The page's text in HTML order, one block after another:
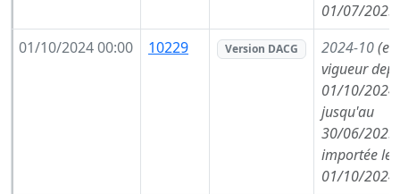
01/07/2025)
01/10/2024 00:00
10229 Version DACG 2024-10(en
vigueur
01/10/2024,
jusqu'au
30/06/2025,
importée le
01/10/2024)